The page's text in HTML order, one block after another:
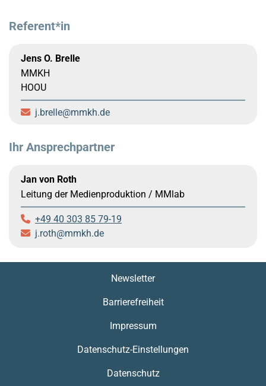
Referent*in
Jens O. Brelle
MMKH
HOOU
j.brelle mmkh.de
Ihr Ansprechpartner
Jan von Roth
Leitung der Medienproduktion / MMlab
+49 40 303 85 79-19
j.roth
mmkh.de
Datenschutz
Datenschutz-Einstellungen
Impressum
Barrierefreiheit
Newsletter